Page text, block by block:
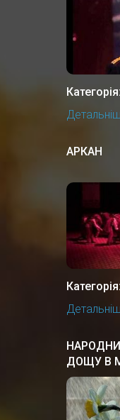
Категорія:
АРКАН
Категорія:
ДОЩУ В
БІЛОЇ